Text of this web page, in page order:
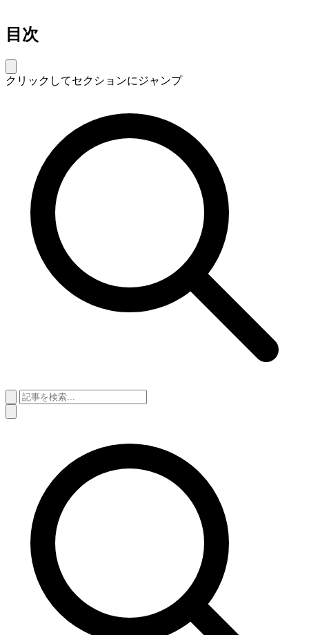
目次
クリックしてセクションにジャンプ